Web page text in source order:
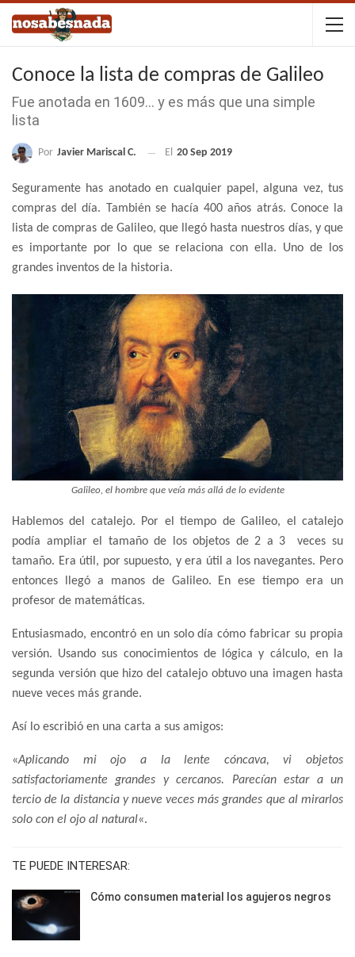
Conoce la lista de compras de Galileo
Fue anotada en 1609… y es más que una simple
lista
Por Javier Mariscal C. El 20 Sep 2019
Seguramente has anotado en cualquier papel, alguna vez, tus
compras del día. También se hacía 400 años atrás. Conoce la
lista de compras de Galileo, que llegó hasta nuestros días, y que
es importante por lo que se relaciona con ella. Uno de los
grandes inventos de la historia.
Galileo, el hombre que veía más allá de lo evidente
Hablemos del catalejo. Por el tiempo de Galileo, el catalejo
podía ampliar el tamaño de los objetos de 2 a 3 veces su
tamaño. Era útil, por supuesto, y era útil a los navegantes. Pero
entonces llegó a manos de Galileo. En ese tiempo era un
profesor de matemáticas.
Entusiasmado, encontró en un solo día cómo fabricar su propia
versión. Usando sus conocimientos de lógica y cálculo, en la
segunda versión que hizo del catalejo obtuvo una imagen hasta
nueve veces más grande.
Así lo escribió en una carta a sus amigos:
«Aplicando mi ojo a la lente cóncava,vi objetos
satisfactoriamente grandes y cercanos. Parecían estar a un
tercio de la distancia y nueve veces más grandes que al mirarlos
solo con el ojo al natural«.
TE PUEDE INTERESAR:
Cómo consumen material los agujeros negros